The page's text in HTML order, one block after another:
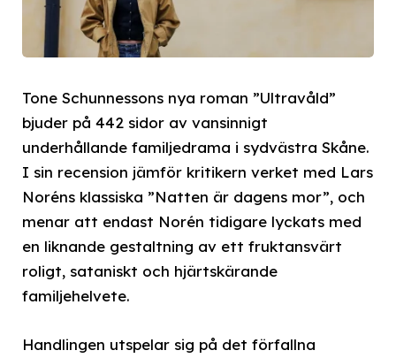
Tone Schunnessons nya roman ”Ultravåld”
bjuder på 442 sidor av vansinnigt
underhållande familjedrama i sydvästra Skåne.
I sin recension jämför kritikern verket med Lars
Noréns klassiska ”Natten är dagens mor”, och
menar att endast Norén tidigare lyckats med
en liknande gestaltning av ett fruktansvärt
roligt, sataniskt och hjärtskärande
familjehelvete.
Handlingen utspelar sig på det förfallna